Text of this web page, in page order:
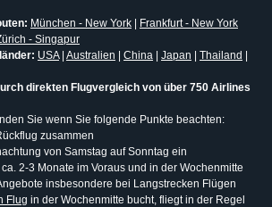
München - New York
Frankfurt - New York
- Singapur
USA| Australien China Japan Thailand
direkten Flugvergleich von über 750 Airlines
Sie wenn Sie folgende Punkte beachten:
zusammen
von Samstag auf Sonntag ein
2-3 Monate im Voraus und in der Wochenmitte
insbesondere bei Langstrecken Flügen
Flug in der Wochenmitte bucht, fliegt in der Regel